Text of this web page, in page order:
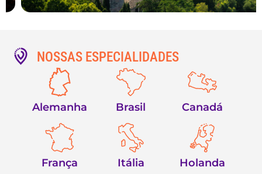
NOSSAS ESPECIALIDADES
Alemanha Brasil Canadá
França Itália Holanda